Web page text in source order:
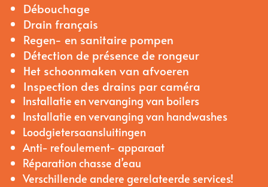
Débouchage
Drain français
Regen- en sanitaire pompen
Détection de présence de rongeur
Het schoonmaken van afvoeren
Inspection des drains par caméra
Installatie en vervanging van boilers
Installatie en vervanging van handwashes
Loodgietersaansluitingen
Anti- refoulement- apparaat
Réparation chasse d’eau
Verschillende andere gerelateerde services!